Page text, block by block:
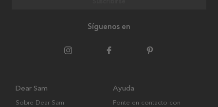
Síguenos en
Dear Sam
Sobre Dear Sam
Ayuda
Ponte en contacto con